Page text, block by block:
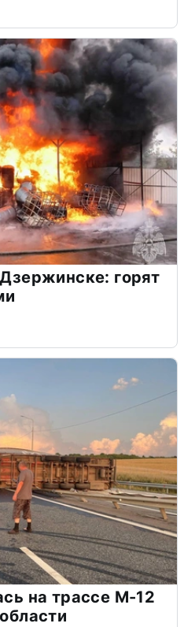
горят
на трассе М-12